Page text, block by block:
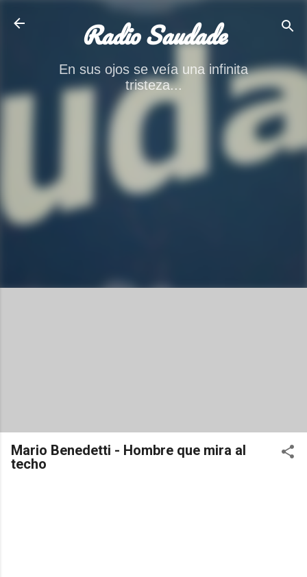
Radio Saudade
En sus ojos se veía una infinita
tristeza...
Mario Benedetti - Hombre que mira al
techo